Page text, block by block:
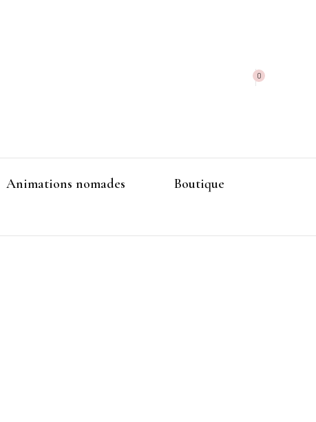
0
Animations nomades
Boutique